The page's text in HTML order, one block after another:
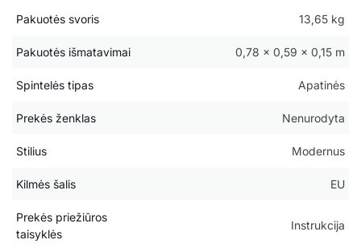
Pakuotės svoris 13,65 kg
Pakuotės išmatavimai 0,78 × 0,59 × 0,15 m
Spintelės tipas Apatinės
Prekės ženklas Nenurodyta
Stilius Modernus
Kilmės šalis EU
Prekės priežiūros
taisyklės
Instrukcija